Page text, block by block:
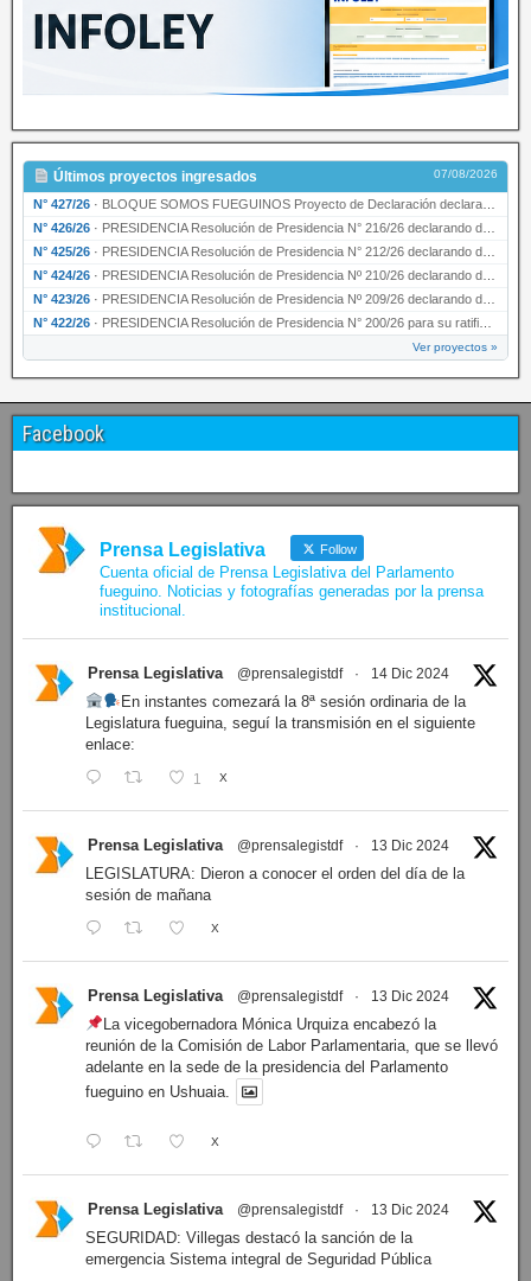
Últimos proyectos ingresados 07/08/2026
N° 427/26 · BLOQUE SOMOS FUEGUINOS Proyecto de Declaración declarando de interés provincial PRESIDENCI…
N° 426/26 · PRESIDENCIA Resolución de Presidencia N° 216/26 declarando de interés provincial la labor …
N° 425/26 · PRESIDENCIA Resolución de Presidencia N° 212/26 declarando de interés provincial el “50° A…
N° 424/26 · PRESIDENCIA Resolución de Presidencia Nº 210/26 declarando de interés provincial el proyec…
N° 423/26 · PRESIDENCIA Resolución de Presidencia Nº 209/26 declarando de interés provincial la presen…
N° 422/26 · PRESIDENCIA Resolución de Presidencia N° 200/26 para su ratificación.
Ver proyectos »
Facebook
Prensa Legislativa Follow
Cuenta oficial de Prensa Legislativa del Parlamento
fueguino. Noticias y fotografías generadas por la prensa
institucional.
Prensa Legislativa @prensalegistdf · 14 Dic 2024
En instantes comezará la 8ª sesión ordinaria de la
Legislatura fueguina, seguí la transmisión en el siguiente
enlace:
1 X
Prensa Legislativa @prensalegistdf · 13 Dic 2024
LEGISLATURA: Dieron a conocer el orden del día de la
sesión de mañana
X
Prensa Legislativa @prensalegistdf · 13 Dic 2024
La vicegobernadora Mónica Urquiza encabezó la
reunión de la Comisión de Labor Parlamentaria, que se llevó
adelante en la sede de la presidencia del Parlamento
fueguino en Ushuaia.
X
Prensa Legislativa @prensalegistdf · 13 Dic 2024
SEGURIDAD: Villegas destacó la sanción de la
emergencia Sistema integral de Seguridad Pública